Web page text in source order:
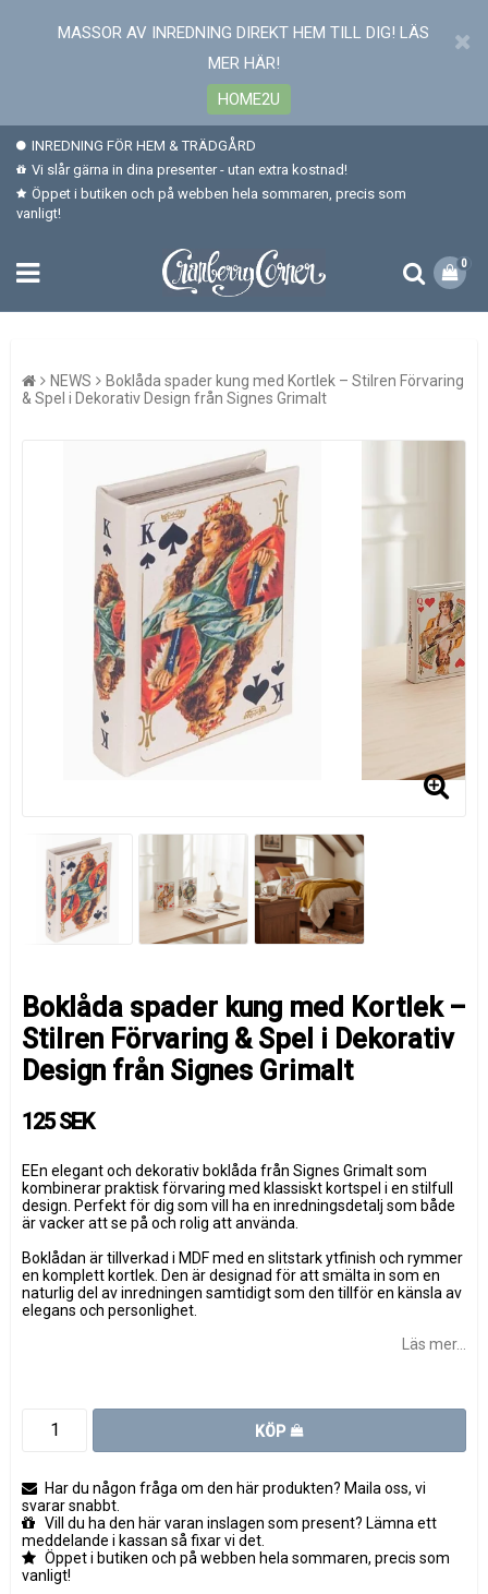
MASSOR AV INREDNING DIREKT HEM TILL DIG! LÄS
MER HÄR!
HOME2U
INREDNING FÖR HEM & TRÄDGÅRD
Vi slår gärna in dina presenter - utan extra kostnad!
Öppet i butiken och på webben hela sommaren, precis som
vanligt!
0
NEWS
Boklåda spader kung med Kortlek – Stilren Förvaring
& Spel i Dekorativ Design från Signes Grimalt
Boklåda spader kung med Kortlek –
Stilren Förvaring & Spel i Dekorativ
Design från Signes Grimalt
125 SEK
EEn elegant och dekorativ boklåda från Signes Grimaltsom
kombinerar praktisk förvaring med klassiskt kortspel i en stilfull
design. Perfekt för dig som vill ha en inredningsdetalj som både
är vacker att se på och rolig att använda.
Boklådan är tillverkad i MDF med en slitstark ytfinish och rymmer
en komplett kortlek. Den är designad för att smälta in som en
naturlig del av inredningen samtidigt som den tillför en känsla av
elegans och personlighet.
Läs mer...
KÖP
Har du någon fråga om den här produkten? Maila oss, vi
svarar snabbt.
Vill du ha den här varan inslagen som present? Lämna ett
meddelande i kassan så fixar vi det.
Öppet i butiken och på webben hela sommaren, precis som
vanligt!